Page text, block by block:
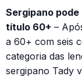
Sergipano
título 60+ –
a 60+ com seis
categoria das
sergipano Tady